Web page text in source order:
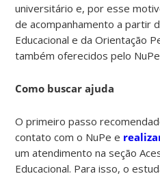
universitário e, por esse
de acompanhamento a partir
Educacional e da Orientação
também oferecidos pelo
Como buscar ajuda
O primeiro passo
contato com o NuPe e
um atendimento na seção
Educacional. Para isso, o